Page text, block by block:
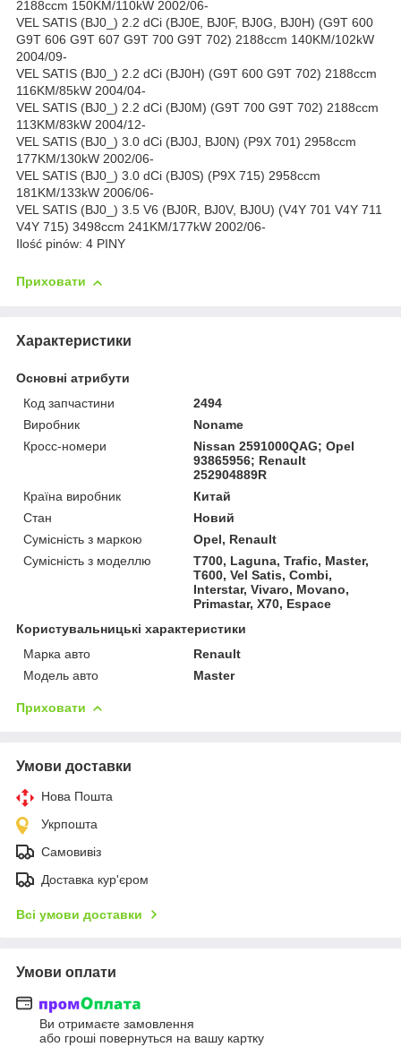
2188ccm 150KM/110kW 2002/06-
VEL SATIS (BJ0_) 2.2 dCi (BJ0E, BJ0F, BJ0G, BJ0H) (G9T 600
G9T 606 G9T 607 G9T 700 G9T 702) 2188ccm 140KM/102kW
2004/09-
VEL SATIS (BJ0_) 2.2 dCi (BJ0H) (G9T 600 G9T 702) 2188ccm
116KM/85kW 2004/04-
VEL SATIS (BJ0_) 2.2 dCi (BJ0M) (G9T 700 G9T 702) 2188ccm
113KM/83kW 2004/12-
VEL SATIS (BJ0_) 3.0 dCi (BJ0J, BJ0N) (P9X 701) 2958ccm
177KM/130kW 2002/06-
VEL SATIS (BJ0_) 3.0 dCi (BJ0S) (P9X 715) 2958ccm
181KM/133kW 2006/06-
VEL SATIS (BJ0_) 3.5 V6 (BJ0R, BJ0V, BJ0U) (V4Y 701 V4Y 711
V4Y 715) 3498ccm 241KM/177kW 2002/06-
Ilość pinów: 4 PINY
Приховати
Характеристики
Основні атрибути
Код запчастини
2494
Виробник
Noname
Кросс-номери
Nissan 2591000QAG; Opel
93865956; Renault
252904889R
Країна виробник
Китай
Стан
Новий
Сумісність з маркою
Opel, Renault
Сумісність з моделлю
T700, Laguna, Trafic, Master,
T600, Vel Satis, Combi,
Interstar, Vivaro, Movano,
Primastar, X70, Espace
Користувальницькі характеристики
Марка авто
Renault
Модель авто
Master
Приховати
Умови доставки
Нова Пошта
Укрпошта
Самовивіз
Доставка кур'єром
Всі умови доставки
Умови оплати
Ви отримаєте замовлення
або гроші повернуться на вашу картку